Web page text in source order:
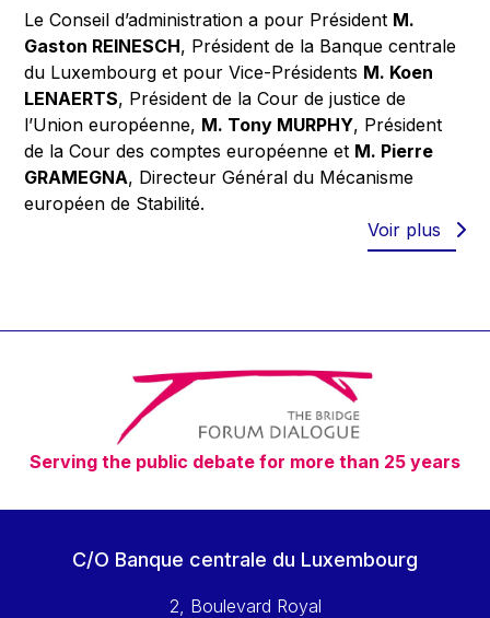
Le Conseil d’administration a pour Président M.
Gaston REINESCH, Président de la Banque centrale
du Luxembourg et pour Vice-Présidents M. Koen
LENAERTS, Président de la Cour de justice de
l’Union européenne, M. Tony MURPHY, Président
de la Cour des comptes européenne et M. Pierre
GRAMEGNA, Directeur Général du Mécanisme
européen de Stabilité.
Voir plus
Serving the public debate for more than 25 years
C/O Banque centrale du Luxembourg
2, Boulevard Royal